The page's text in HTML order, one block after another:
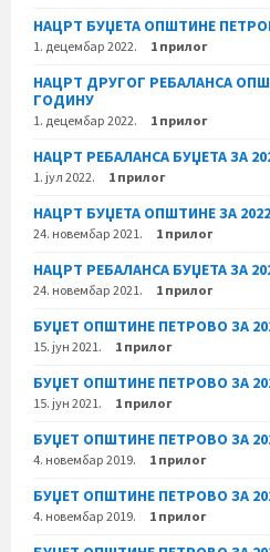
НАЦРТ БУЏЕТА ОПШТИНЕ
1. децембар 2022. 1 прилог
НАЦРТ ДРУГОГ РЕБАЛАНСА
ГОДИНУ
1. децембар 2022. 1 прилог
НАЦРТ РЕБАЛАНСА БУЏЕТА ЗА
1. јул 2022. 1 прилог
НАЦРТ БУЏЕТА ОПШТИНЕ ЗА
24. новембар 2021. 1 прилог
НАЦРТ РЕБАЛАНСА БУЏЕТА ЗА
24. новембар 2021. 1 прилог
БУЏЕТ ОПШТИНЕ ПЕТРОВО ЗА
15. јун 2021. 1 прилог
БУЏЕТ ОПШТИНЕ ПЕТРОВО ЗА
15. јун 2021. 1 прилог
БУЏЕТ ОПШТИНЕ ПЕТРОВО ЗА
4. новембар 2019. 1 прилог
БУЏЕТ ОПШТИНЕ ПЕТРОВО ЗА
4. новембар 2019. 1 прилог